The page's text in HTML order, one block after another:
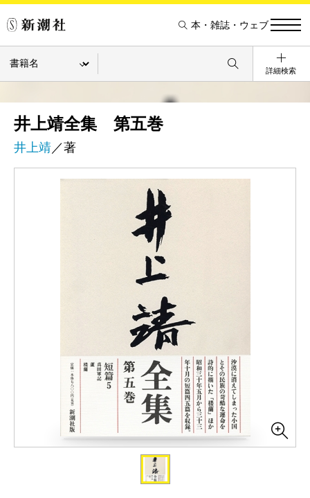
本・雑誌・ウェブ
詳細検索
井上靖全集 第五巻
井上靖／著